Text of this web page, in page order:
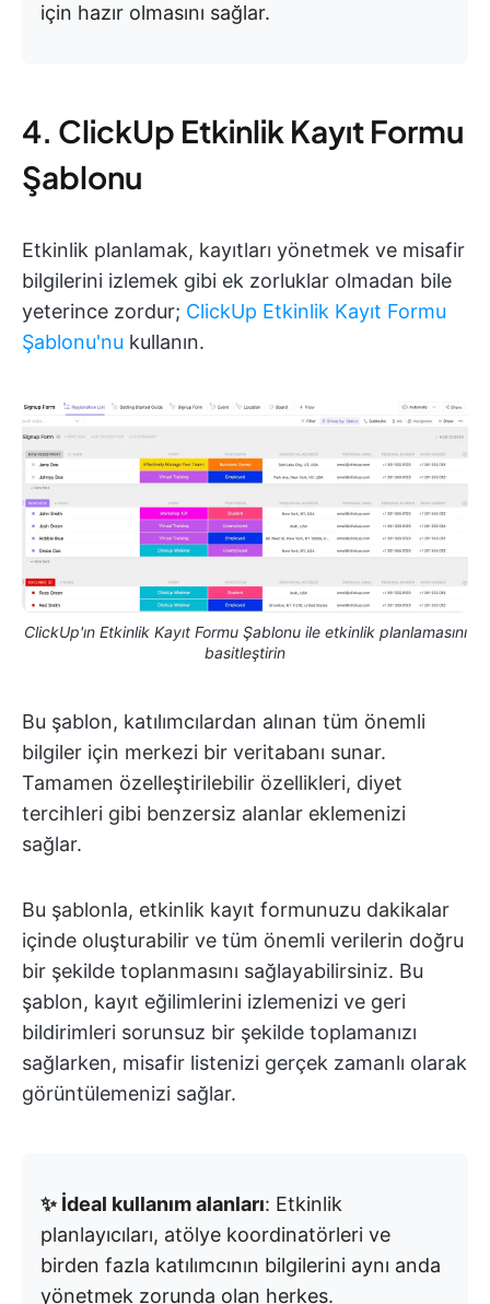
için hazır olmasını sağlar.
4. ClickUp Etkinlik Kayıt Formu
Şablonu
Etkinlik planlamak, kayıtları yönetmek ve misafir
bilgilerini izlemek gibi ek zorluklar olmadan bile
yeterince zordur; ClickUp Etkinlik Kayıt Formu
Şablonu'nu kullanın.
ClickUp'ın Etkinlik Kayıt Formu Şablonu ile etkinlik planlamasını
basitleştirin
Bu şablon, katılımcılardan alınan tüm önemli
bilgiler için merkezi bir veritabanı sunar.
Tamamen özelleştirilebilir özellikleri, diyet
tercihleri gibi benzersiz alanlar eklemenizi
sağlar.
Bu şablonla, etkinlik kayıt formunuzu dakikalar
içinde oluşturabilir ve tüm önemli verilerin doğru
bir şekilde toplanmasını sağlayabilirsiniz. Bu
şablon, kayıt eğilimlerini izlemenizi ve geri
bildirimleri sorunsuz bir şekilde toplamanızı
sağlarken, misafir listenizi gerçek zamanlı olarak
görüntülemenizi sağlar.
✨ İdeal kullanım alanları: Etkinlik
planlayıcıları, atölye koordinatörleri ve
birden fazla katılımcının bilgilerini aynı anda
yönetmek zorunda olan herkes.